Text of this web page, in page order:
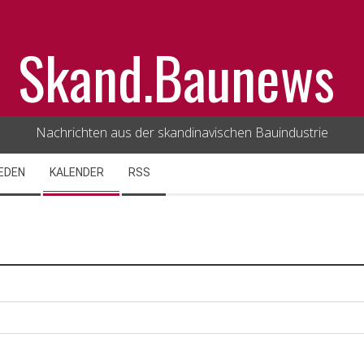
Skand.Baunews
Nachrichten aus der skandinavischen Bauindustrie
KALENDER RSS